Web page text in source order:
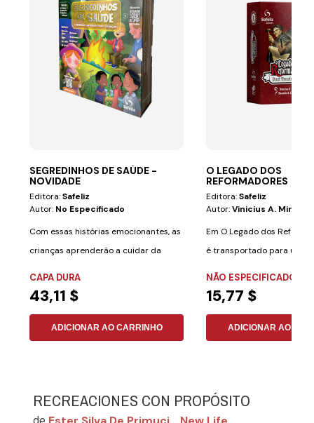
SEGREDINHOS DE SAÚDE -
NOVIDADE
Editora:Safeliz
Autor: No Especificado
Com essas histórias emocionantes, as
crianças aprenderão a cuidar da
CAPA DURA
43,11 $
ADICIONAR AO CARRINHO
O LEGADO DOS
REFORMADORES
Editora:Safeliz
Autor:Vinicius A. Miranda
Em O Legado dos
é transportado para um
NÃO ESPECIFICADO
15,77 $
ADICIONAR AO
RECREACIONES CON PROPÓSITO